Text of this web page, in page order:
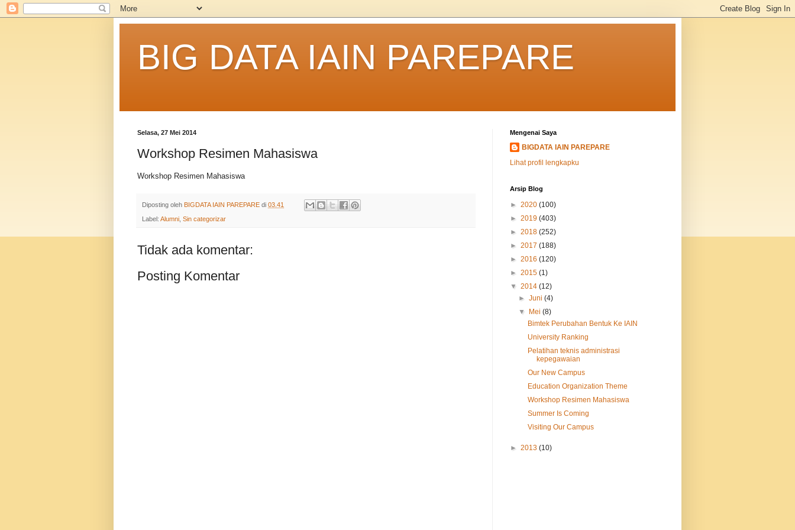
BIG DATA IAIN PAREPARE
Selasa, 27 Mei 2014
Workshop Resimen Mahasiswa
Workshop Resimen Mahasiswa
Diposting oleh BIGDATA IAIN PAREPARE di 03.41
Label: Alumni Sin categorizar
Tidak ada komentar:
Posting Komentar
Mengenai Saya
BIGDATA IAIN PAREPARE
Lihat profil lengkapku
Arsip Blog
► 2020 (100)
► 2019 (403)
► 2018 (252)
► 2017 (188)
► 2016 (120)
► 2015 (1)
▼ 2014 (12)
►Juni(4)
▼
Mei(8)
Bimtek Perubahan Bentuk Ke IAIN
University Ranking
Pelatihan teknis administrasi
kepegawaian
Our New Campus
Education Organization Theme
Workshop Resimen Mahasiswa
Summer Is Coming
Visiting Our Campus
► 2013 (10)